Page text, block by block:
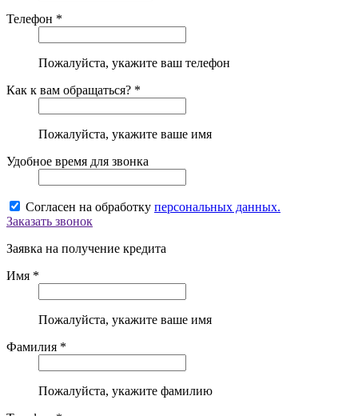
Телефон *
Пожалуйста, укажите ваш телефон
Как к вам обращаться? *
Пожалуйста, укажите ваше имя
Удобное время для звонка
Согласен на обработку персональных данных.
Заказать звонок
Заявка на получение кредита
Имя *
Пожалуйста, укажите ваше имя
Фамилия *
Пожалуйста, укажите фамилию